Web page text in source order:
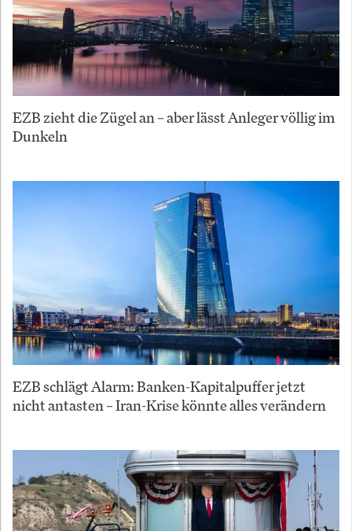
EZB zieht die Zügel an – aber lässt Anleger völlig im
Dunkeln
EZB schlägt Alarm: Banken-Kapitalpuffer jetzt
nicht antasten – Iran-Krise könnte alles verändern